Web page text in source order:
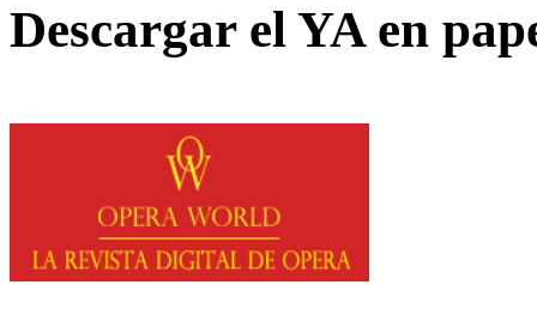
Descargar el YA en